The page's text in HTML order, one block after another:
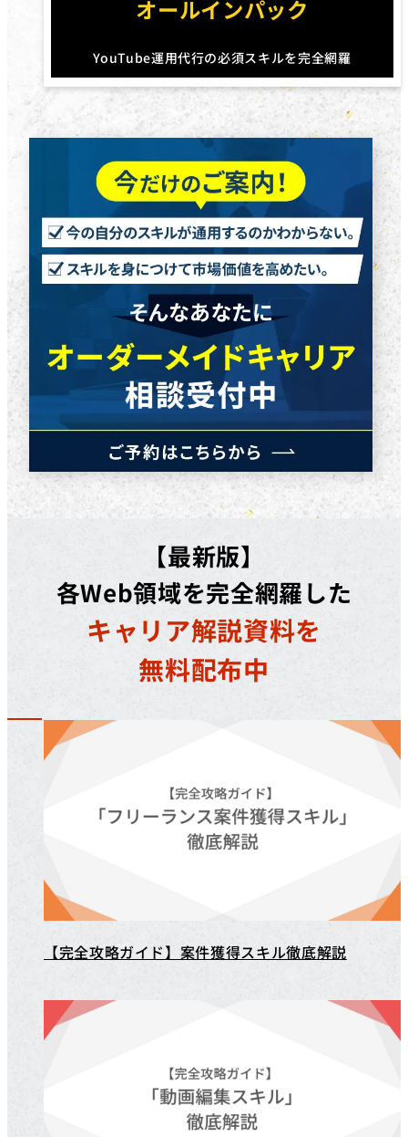
オールインパック
YouTube運用代行の必須スキルを完全網羅
円
【最新版】
各Web領域を完全網羅した
キャリア解説資料を
無料配布中
【完全攻略ガイド】案件獲得スキル徹底解説